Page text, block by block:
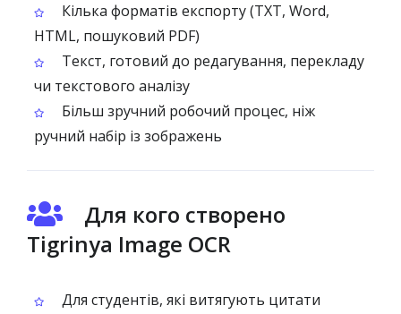
Кілька форматів експорту (TXT, Word,
HTML, пошуковий PDF)
Текст, готовий до редагування, перекладу
чи текстового аналізу
Більш зручний робочий процес, ніж
ручний набір із зображень
Для кого створено
Tigrinya Image OCR
Для студентів, які витягують цитати